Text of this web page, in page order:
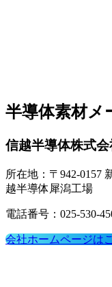
半導体素材メ
信越半導体株式
所在地：〒942-0157
越半導体犀潟工場
電話番号：025-530-
会社ホームページは